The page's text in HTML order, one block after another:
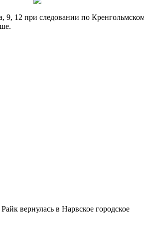
12 при следовании по
вернулась в Нарвское городское